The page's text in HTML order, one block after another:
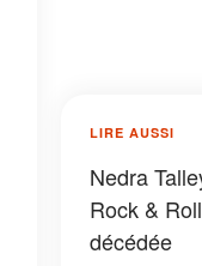
LIRE AUSSI
Nedra
Rock &
décédée